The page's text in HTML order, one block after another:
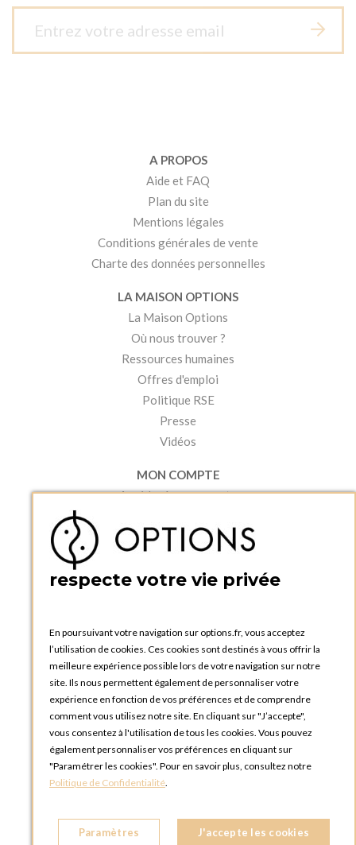
A PROPOS
Aide et FAQ
Plan du site
Mentions légales
Conditions générales de vente
Charte des données personnelles
LA MAISON OPTIONS
La Maison Options
Où nous trouver ?
Ressources humaines
Offres d'emploi
Politique RSE
Presse
Vidéos
MON COMPTE
Accéder à mon compte
Créer un compte
PRATIQUE
Catalogues et bons de commande
Tutoriels
OPTIONS LUXEMBOURG
13 rue Paul Rischard
5324 Contern
LUXEMBOURG
BOUTIQUE OPTIONS LUXEMBOURG
respecte votre vie privée
En poursuivant votre navigation sur options.fr, vous acceptez
l’utilisation de cookies. Ces cookies sont destinés à vous offrir la
meilleure expérience possible lors de votre navigation sur notre
site. Ils nous permettent également de personnaliser votre
expérience en fonction de vos préférences et de comprendre
comment vous utilisez notre site. En cliquant sur "J’accepte",
vous consentez à l'utilisation de tous les cookies. Vous pouvez
également personnaliser vos préférences en cliquant sur
"Paramétrer les cookies". Pour en savoir plus, consultez notre
Politique de Confidentialité.
Paramètres J'accepte les cookies